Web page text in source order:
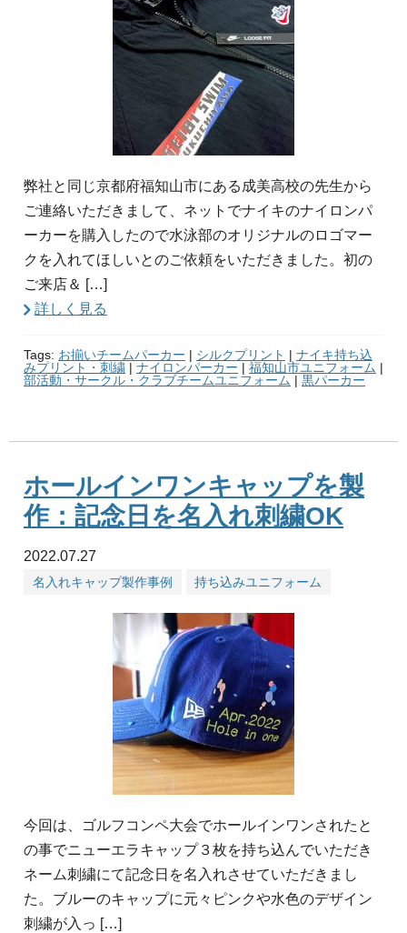
弊社と同じ京都府福知山市にある成美高校の先生から
ご連絡いただきまして、ネットでナイキのナイロンパ
ーカーを購入したので水泳部のオリジナルのロゴマー
クを入れてほしいとのご依頼をいただきました。初の
ご来店＆ […]
詳しく見る
Tags: お揃いチームパーカー | シルクプリント | ナイキ持ち込
みプリント・刺繍 | ナイロンパーカー | 福知山市ユニフォーム |
部活動・サークル・クラブチームユニフォーム | 黒パーカー
ホールインワンキャップを製
作：記念日を名入れ刺繍OK
2022.07.27
名入れキャップ製作事例 持ち込みユニフォーム
今回は、ゴルフコンペ大会でホールインワンされたと
の事でニューエラキャップ３枚を持ち込んでいただき
ネーム刺繍にて記念日を名入れさせていただきまし
た。ブルーのキャップに元々ピンクや水色のデザイン
刺繍が入っ […]